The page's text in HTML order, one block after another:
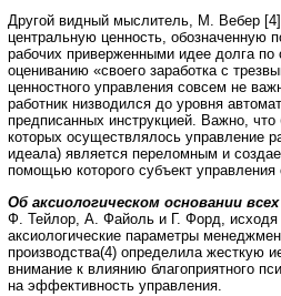
Другой видный мыслитель, М. Вебер [4],
центральную ценность, обозначенную
рабочих приверженными идее долга
оцениванию «своего заработка с
ценностного управления совсем не
работник низводился до уровня
предписанных инструкцией. Важно,
которых осуществлялось управление
идеала) является переломным и
помощью которого субъект управления
Об аксиологическом основании
Ф. Тейлор, А. Файоль и Г. Форд, исходя
аксиологические параметры
производства(4) определила жесткую
внимание к влиянию благоприятного
на эффективность управления.